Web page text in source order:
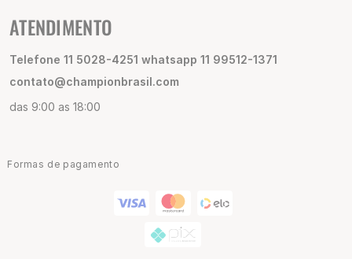
ATENDIMENTO
Telefone 11 5028-4251 whatsapp 11 99512-1371
contato@championbrasil.com
das 9:00 as 18:00
Formas de pagamento